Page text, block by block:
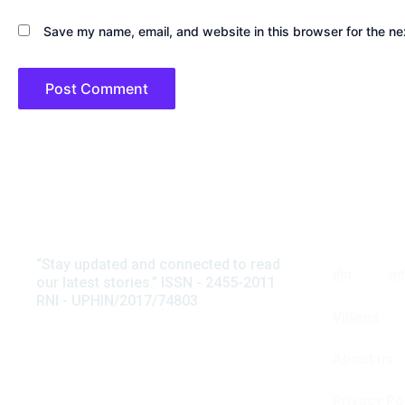
Save my name, email, and website in this browser for the
“Stay updated and connected to read
our latest stories.” ISSN - 2455-2011
RNI - UPHIN/2017/74803
अनवर सुहैल